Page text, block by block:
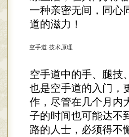
一种亲密无间，同心
道的滋力！
空手道-技术原理
空手道中的手、腿技
也是空手道的入门，
作，尽管在几个月内
子的时间也可能达不
路的人士，必须得不